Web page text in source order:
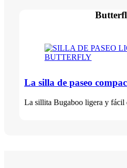
La silla de paseo
La sillita Bugaboo ligera y fácil